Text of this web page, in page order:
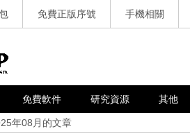
免費正版序號 手機相關
免費軟件 研究資源 其他
年08月的文章